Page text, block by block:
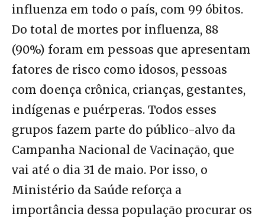
influenza em todo o país, com 99 óbitos.
Do total de mortes por influenza, 88
(90%) foram em pessoas que apresentam
fatores de risco como idosos, pessoas
com doença crônica, crianças, gestantes,
indígenas e puérperas. Todos esses
grupos fazem parte do público-alvo da
Campanha Nacional de Vacinação, que
vai até o dia 31 de maio. Por isso, o
Ministério da Saúde reforça a
importância dessa população procurar os